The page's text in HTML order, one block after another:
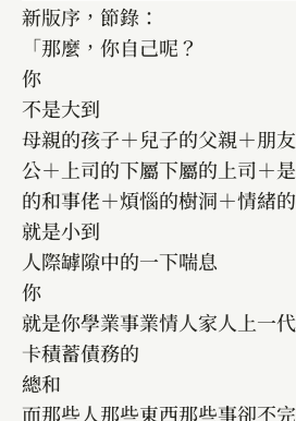
新版序，節錄：
「那麼，你自己呢？
你
不是大到
母親的孩子＋兒子的父親＋朋
公＋上司的下屬下屬的上司＋
的和事佬＋煩惱的樹洞＋情緒
就是小到
人際罅隙中的一下喘息
你
就是你學業事業情人家人上一
卡積蓄債務的
總和
而那些人那些東西那些事卻不